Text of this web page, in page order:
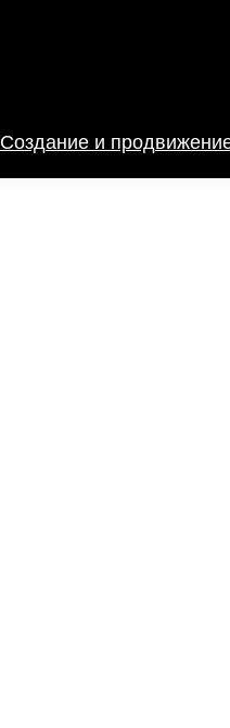
Создание и